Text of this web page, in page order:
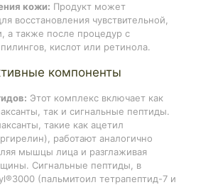
кожи: Продукт может
восстановления чувствительной,
а также после процедур с
кислот или ретинола.
компоненты
Этот комплекс включает как
так и сигнальные пептиды.
такие как ацетил
работают аналогично
мышцы лица и разглаживая
Сигнальные пептиды, в
(пальмитоил тетрапептид-7 и